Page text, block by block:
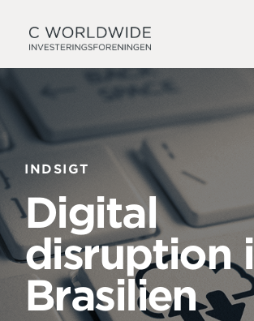
INDSIGT
Digital
disruption i
Brasilien